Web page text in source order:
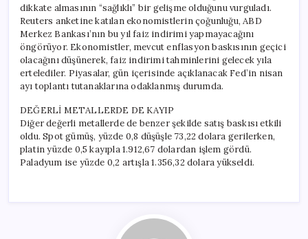
dikkate almasının “sağlıklı” bir gelişme olduğunu vurguladı.
Reuters anketine katılan ekonomistlerin çoğunluğu, ABD
Merkez Bankası’nın bu yıl faiz indirimi yapmayacağını
öngörüyor. Ekonomistler, mevcut enflasyon baskısının geçici
olacağını düşünerek, faiz indirimi tahminlerini gelecek yıla
ertelediler. Piyasalar, gün içerisinde açıklanacak Fed’in nisan
ayı toplantı tutanaklarına odaklanmış durumda.
DEĞERLİ METALLERDE DE KAYIP
Diğer değerli metallerde de benzer şekilde satış baskısı etkili
oldu. Spot gümüş, yüzde 0,8 düşüşle 73,22 dolara gerilerken,
platin yüzde 0,5 kayıpla 1.912,67 dolardan işlem gördü.
Paladyum ise yüzde 0,2 artışla 1.356,32 dolara yükseldi.